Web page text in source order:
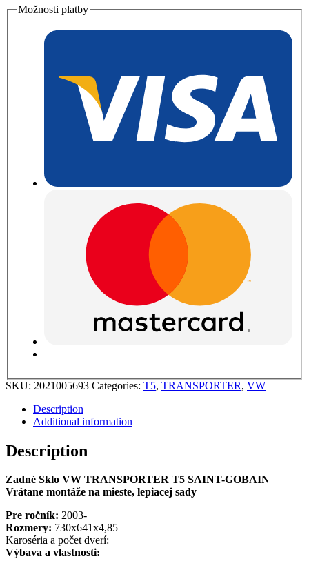
Možnosti platby
SKU: 2021005693 Categories: T5, TRANSPORTER, VW
Description
Additional information
Description
Zadné Sklo VW TRANSPORTER T5 SAINT-GOBAIN
Vrátane montáže na mieste, lepiacej sady
Pre ročník: 2003-
Rozmery: 730x641x4,85
Karoséria a počet dverí:
Výbava a vlastnosti: